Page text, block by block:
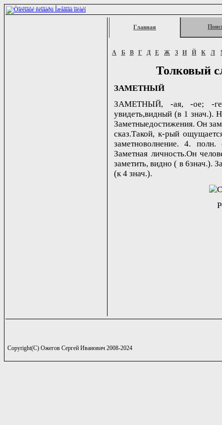
Главная
А Б В Г Д Е Ж З И Й К Л
Толковый
ЗАМЕТНЫЙ
ЗАМЕТНЫЙ, -ая, -ое; -
увидеть,видный (в 1 знач.).
Заметныедостижения. Он
сказ.Такой, к-рый
заметноволнение. 4.
Заметная личность.Он
заметить, видно ( в 6знач.).
(к 4 знач.).
Copyright(C) Ожегов Сергей Иванович 2008-2024